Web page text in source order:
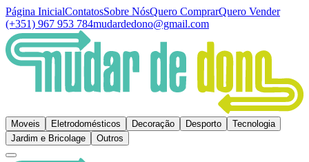
Página InicialContatosSobre NósQuero ComprarQuero Vender
(+351) 967 953 784mudardedono@gmail.com
Moveis Eletrodomésticos Decoração Desporto
Tecnologia
Jardim e Bricolage
Outros